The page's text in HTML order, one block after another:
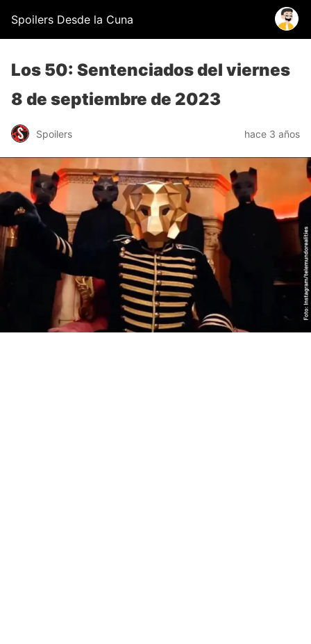
Spoilers Desde la Cuna
Los 50: Sentenciados del viernes
8 de septiembre de 2023
Spoilers hace 3 años